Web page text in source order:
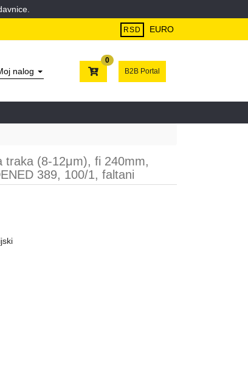
RSD EURO
nalog
0
B2B Portal
traka (8-12μm), fi 240mm,
389, 100/1, faltani